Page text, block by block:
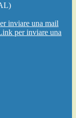
inviare una mail
per inviare una